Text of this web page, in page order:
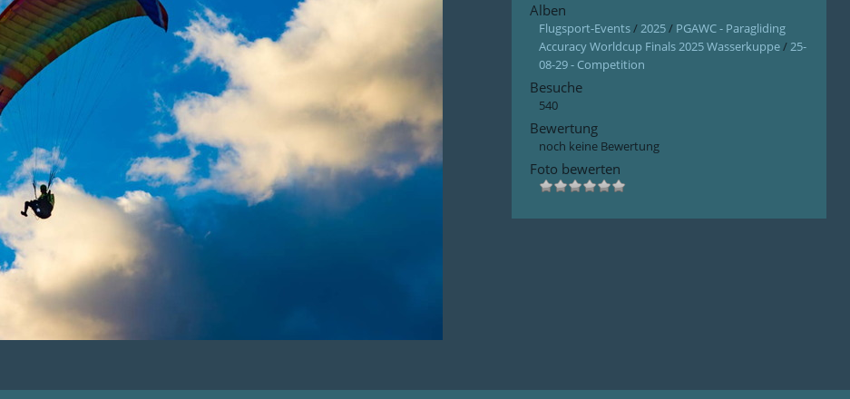
Alben
Flugsport-Events/2025/ PGAWC - Paragliding
Accuracy Worldcup Finals 2025 Wasserkuppe/25-
08-29 - Competition
Besuche
540
Bewertung
noch keine Bewertung
Foto bewerten